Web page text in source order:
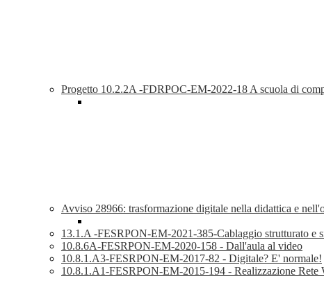
Progetto 10.2.2A -FDRPOC-EM-2022-18 A scuola di
Avviso 28966: trasformazione digitale nella didattica e
13.1.A -FESRPON-EM-2021-385-Cablaggio strutturato e
10.8.6A-FESRPON-EM-2020-158 - Dall'aula al video
10.8.1.A3-FESRPON-EM-2017-82 - Digitale? E' normale!
10.8.1.A1-FESRPON-EM-2015-194 - Realizzazione Rete